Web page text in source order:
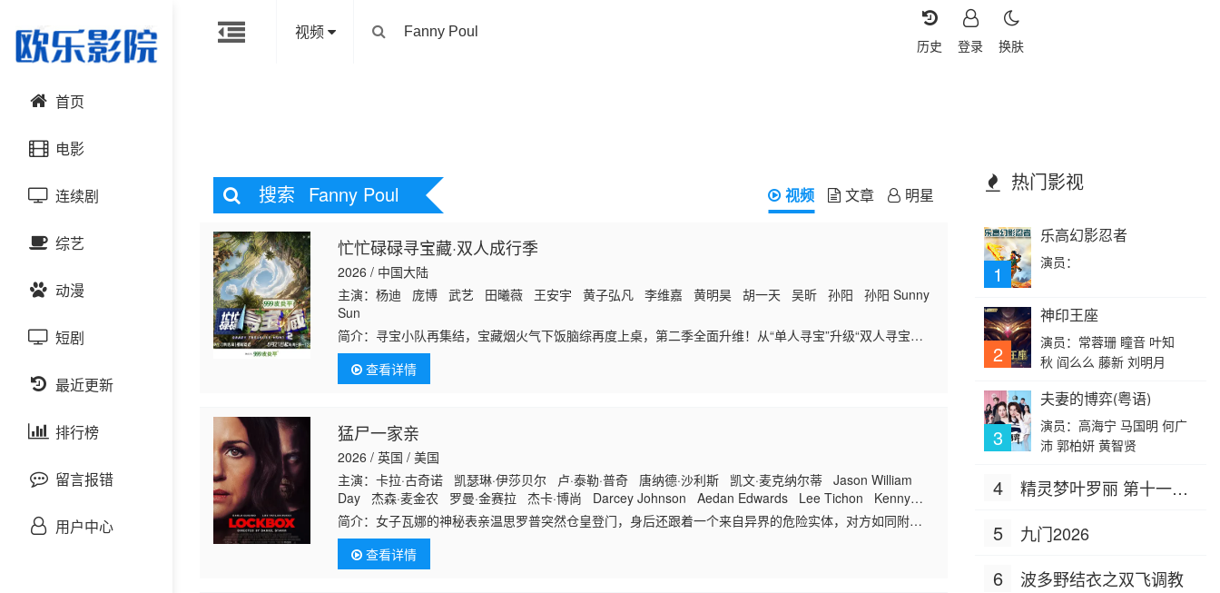
视频
换肤
登录
历史
首页
电影
动作片
喜剧片
爱情片
科幻片
恐怖片
剧情片
战争片
悬疑片
连续剧
国产剧
港台剧
日韩剧
欧美剧
泰国剧
综艺
大陆综艺
日韩综艺
港台综艺
欧美综艺
动漫
国产动漫
日韩动漫
欧美动漫
短剧
最近更新
排行榜
留言报错
用户中心
搜索 Fanny Poul 视频 文章 明星
忙忙碌碌寻宝藏·双人成行季
2026 / 中国大陆
主演：杨迪 庞博 武艺 田曦薇 王安宇 黄子弘凡 李维嘉 黄明昊 胡一天 吴昕 孙阳 孙阳 Sunny
Sun
简介： 寻宝小队再集结，宝藏烟火气下饭脑综再度上桌，第二季全面升维！从“单人寻宝”升级“双人寻宝模
式”，换乘不同搭档双强组队，化学反应拉满，碰撞全新火花！寻宝地升级——入驻“治愈系海岛渔村”，开
启三次三天两夜的沉浸式海岛寻宝之旅。“智趣寻宝 合宿生活”双线并行，让智慧在渔火中闪光，让友情在
海风中生长！
查看详情
猛尸一家亲
2026 / 英国 / 美国
主演：卡拉·古奇诺 凯瑟琳·伊莎贝尔 卢·泰勒·普奇 唐纳德·沙利斯 凯文·麦克纳尔蒂 Jason William
Day 杰森·麦金农 罗曼·金赛拉 杰卡·博尚 Darcey Johnson Aedan Edwards Lee Tichon Kenny
Wood-Schatz
简介：女子瓦娜的神秘表亲温思罗普突然仓皇登门，身后还跟着一个来自异界的危险实体，对方如同附骨
之疽，死咬着目标一路追杀而来。为了护住身世成谜的表亲，瓦娜赌上一切，将人藏进老宅深处的锁盒密
室躲避追踪。可异界存在
查看详情
热门影视
1
乐高幻影忍者
演员：
2
神印王座
演员：常蓉珊 瞳音 叶知
秋 阎么么 藤新 刘明月
3
夫妻的博弈(粤语)
演员：高海宁 马国明 何广
沛 郭柏妍 黄智贤
4
精灵梦叶罗丽 第十一季
5 九门2026
6 波多野结衣之双飞调教